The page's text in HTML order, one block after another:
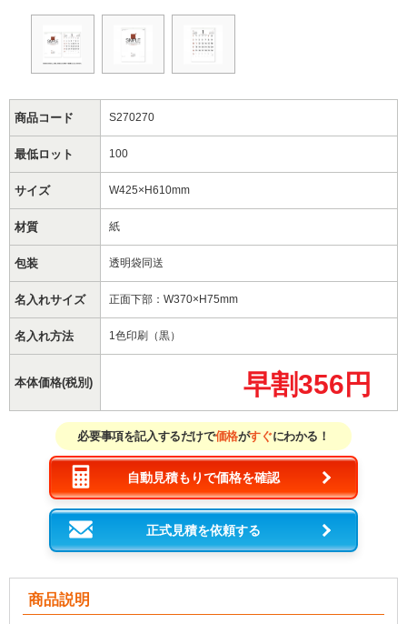
商品コード S270270
最低ロット 100
サイズ W425×H610mm
材質 紙
包装 透明袋同送
名入れサイズ 正面下部：W370×H75mm
名入れ方法 1色印刷（黒）
本体価格(税別) 早割356円
必要事項を記入するだけで価格がすぐにわかる！
自動見積もりで価格を確認
正式見積を依頼する
商品説明